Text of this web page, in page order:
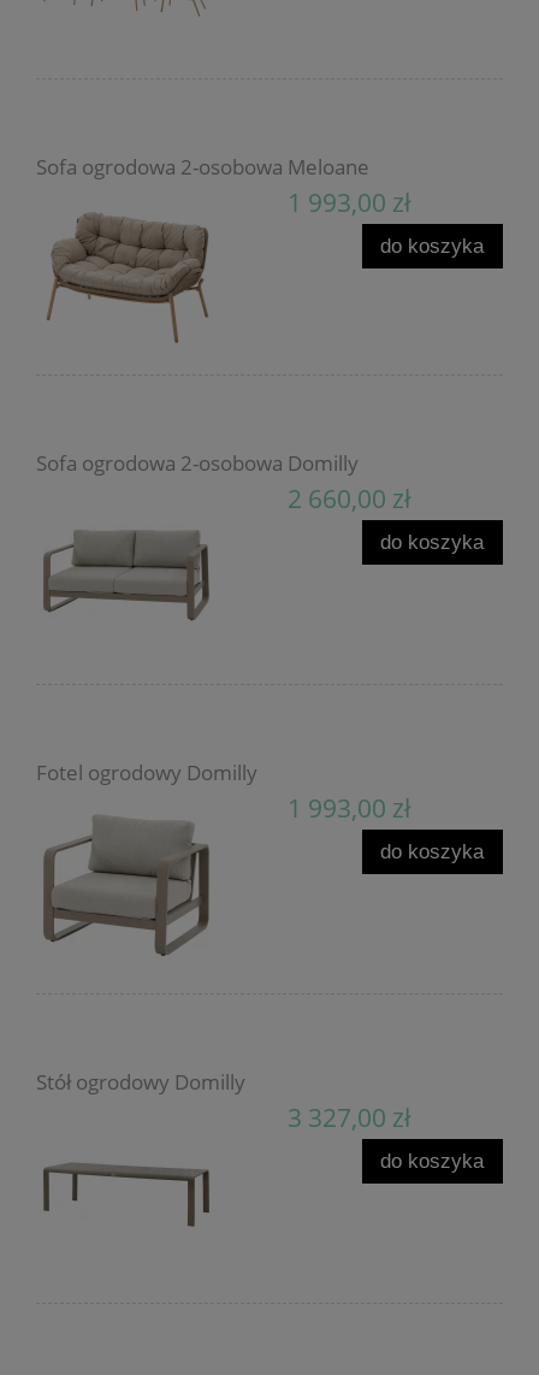
Sofa ogrodowa 2-osobowa Meloane
1 993,00 zł
do koszyka
Sofa ogrodowa 2-osobowa Domilly
2 660,00 zł
do koszyka
Fotel ogrodowy Domilly
1 993,00 zł
do koszyka
Stół ogrodowy Domilly
3 327,00 zł
do koszyka